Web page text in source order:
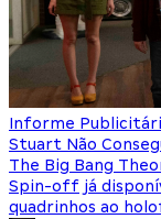
Informe
Stuart Não
The Big Bang
Spin-off já
quadrinhos ao